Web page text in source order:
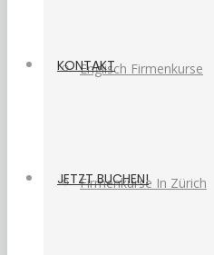
Englisch Firmenkurse
Firmenkurse In Zürich
KONTAKT
JETZT BUCHEN!